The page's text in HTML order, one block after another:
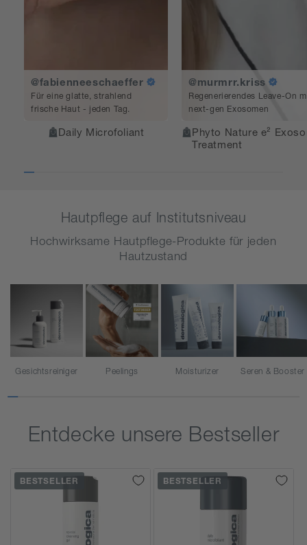
@fabienneeschaeffer
Für eine glatte, strahlend
frische Haut - jeden Tag.
Daily Microfoliant
@murmrr.kriss
Regenerierendes Leave-On
next-gen Exosomen
Phyto Nature e²
Treatment
Hautpflege auf Institutsniveau
Hochwirksame Hautpflege-Produkte für jeden
Hautzustand
Gesichtsreiniger Peelings Moisturizer Seren & Booster
Entdecke unsere Bestseller
BESTSELLER BESTSELLER